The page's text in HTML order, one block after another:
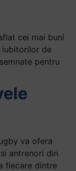
cei mai buni
de
pentru
va ofera
antrenori din
fiecare dintre